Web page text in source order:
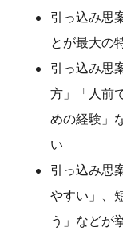
引っ込み思
とが最大の
引っ込み思
方」「人前
めの経験」
い
引っ込み思
やすい」、
う」などが